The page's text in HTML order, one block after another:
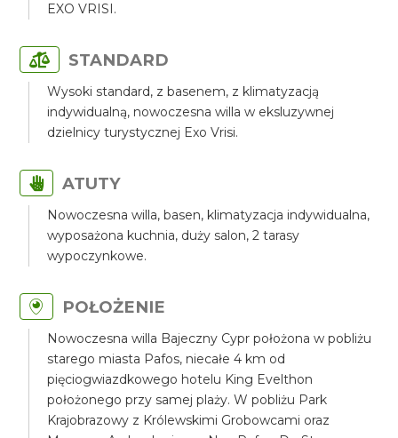
EXO VRISI.
STANDARD
Wysoki standard, z basenem, z klimatyzacją
indywidualną, nowoczesna willa w eksluzywnej
dzielnicy turystycznej Exo Vrisi.
ATUTY
Nowoczesna willa, basen, klimatyzacja indywidualna,
wyposażona kuchnia, duży salon, 2 tarasy
wypoczynkowe.
POŁOŻENIE
Nowoczesna willa Bajeczny Cypr położona w pobliżu
starego miasta Pafos, niecałe 4 km od
pięciogwiazdkowego hotelu King Evelthon
położonego przy samej plaży. W pobliżu Park
Krajobrazowy z Królewskimi Grobowcami oraz